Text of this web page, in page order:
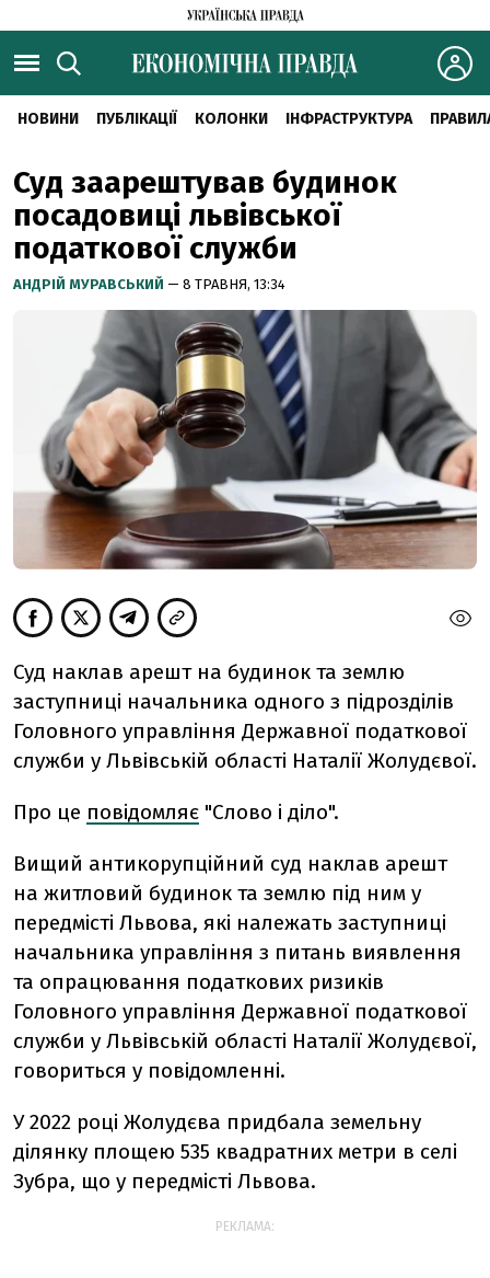
НОВИНИ ПУБЛІКАЦІЇ КОЛОНКИ ІНФРАСТРУКТУРА
Суд заарештував будинок
посадовиці львівської
податкової служби
АНДРІЙ МУРАВСЬКИЙ — 8 ТРАВНЯ, 13:34
Суд наклав арешт на будинок та землю
заступниці начальника одного з підрозділів
Головного управління Державної податкової
служби у Львівській області Наталії Жолудєвої.
Про це повідомляє "Слово і діло".
Вищий антикорупційний суд наклав арешт
на житловий будинок та землю під ним у
передмісті Львова, які належать заступниці
начальника управління з питань виявлення
та опрацювання податкових ризиків
Головного управління Державної податкової
служби у Львівській області Наталії Жолудєвої,
говориться у повідомленні.
У 2022 році Жолудєва придбала земельну
ділянку площею 535 квадратних метри в селі
Зубра, що у передмісті Львова.
РЕКЛАМА: